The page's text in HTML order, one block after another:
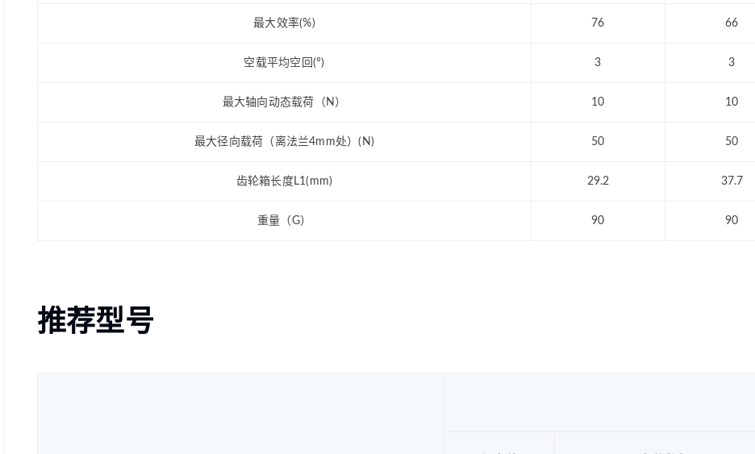
最大效率(%) 76 66
空载平均空回(°) 3 3
最大轴向动态载荷（N） 10 10
最大径向载荷（离法兰4mm处）(N) 50 50
齿轮箱长度L1(mm) 29.2 37.7
重量（G） 90 90
推荐型号